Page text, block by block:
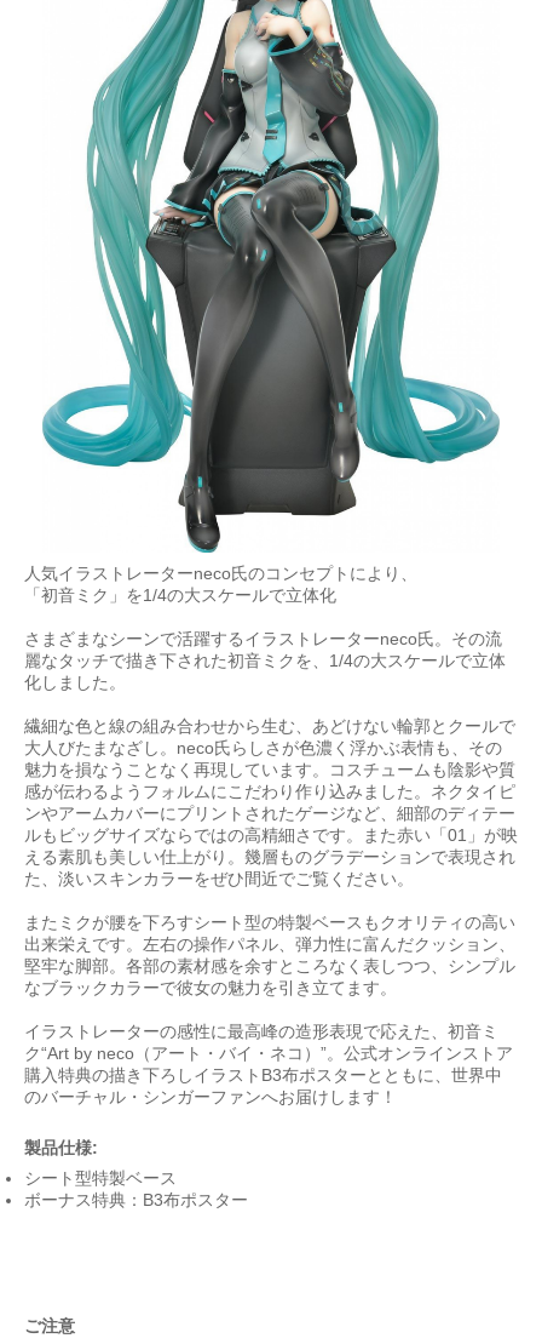
人気イラストレーターneco氏のコンセプトにより、
「初音ミク」を1/4の大スケールで立体化
さまざまなシーンで活躍するイラストレーターneco氏。その流
麗なタッチで描き下された初音ミクを、1/4の大スケールで立体
化しました。
繊細な色と線の組み合わせから生む、あどけない輪郭とクールで
大人びたまなざし。neco氏らしさが色濃く浮かぶ表情も、その
魅力を損なうことなく再現しています。コスチュームも陰影や質
感が伝わるようフォルムにこだわり作り込みました。ネクタイピ
ンやアームカバーにプリントされたゲージなど、細部のディテー
ルもビッグサイズならではの高精細さです。また赤い「01」が映
える素肌も美しい仕上がり。幾層ものグラデーションで表現され
た、淡いスキンカラーをぜひ間近でご覧ください。
またミクが腰を下ろすシート型の特製ベースもクオリティの高い
出来栄えです。左右の操作パネル、弾力性に富んだクッション、
堅牢な脚部。各部の素材感を余すところなく表しつつ、シンプル
なブラックカラーで彼女の魅力を引き立てます。
イラストレーターの感性に最高峰の造形表現で応えた、初音ミ
ク“Art by neco（アート・バイ・ネコ）”。公式オンラインストア
購入特典の描き下ろしイラストB3布ポスターとともに、世界中
のバーチャル・シンガーファンへお届けします！
製品仕様:
シート型特製ベース
ボーナス特典：B3布ポスター
ご注意